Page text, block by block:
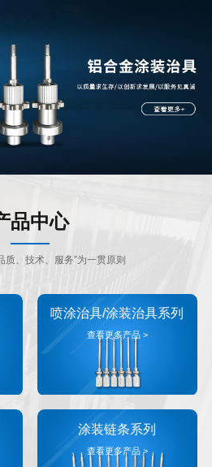
品中心
质、技术、服务”为一贯原则
喷涂治具/涂装治具系列
查看更多产品 >
涂装链条系列
查看更多产品 >